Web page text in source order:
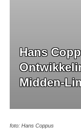
Hans
Midden-
foto: Hans Coppus